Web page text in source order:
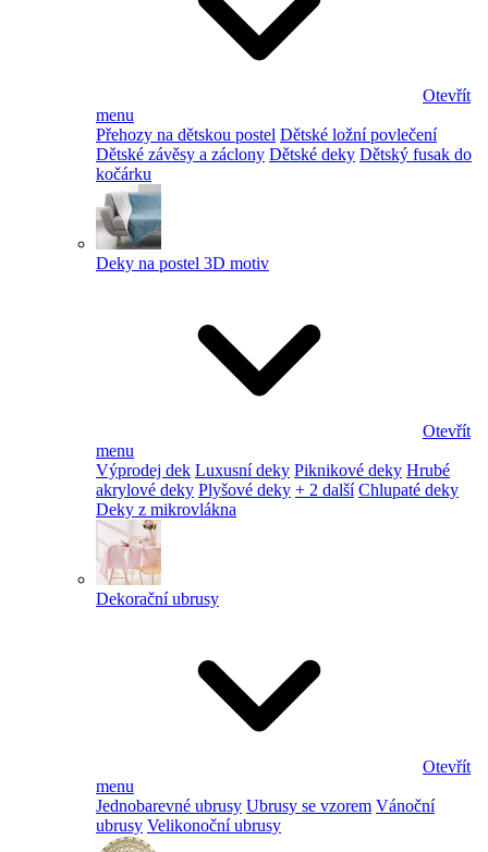
Otevřít
menu
Přehozy na dětskou postel Dětské ložní povlečení
Dětské závěsy a záclony Dětské deky Dětský fusak do
kočárku
Deky na postel 3D motiv
Otevřít
menu
Výprodej dek Luxusní deky Piknikové deky Hrubé
akrylové deky Plyšové deky + 2 další Chlupaté deky
Deky z mikrovlákna
Dekorační ubrusy
Otevřít
menu
Jednobarevné ubrusy Ubrusy se vzorem Vánoční
ubrusy Velikonoční ubrusy